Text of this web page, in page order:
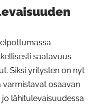
saatavuus
Siksi yritysten on nyt
varmistavat osaavan
lähitulevaisuudessa